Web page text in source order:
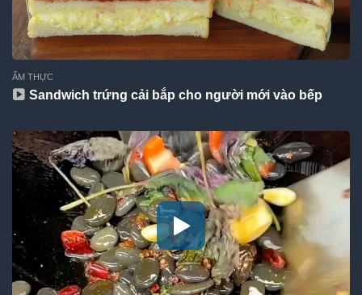
ẨM THỰC
Sandwich trứng cải bắp cho người mới vào bếp